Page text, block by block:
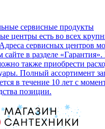
сервисные продукты
центры есть во всех
сервисных центров
сайте в разделе
также приобрести
Полный ассортимент
в течение 10 лет с
позиции.